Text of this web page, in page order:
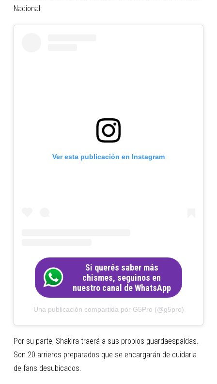
Nacional.
Ver esta publicación en Instagram
Si querés saber más
chismes, seguinos en
nuestro canal de WhatsApp
Una publicación compartida por G5Pro (@g5pro)
Por su parte, Shakira traerá a sus propios guardaespaldas.
Son 20 arrieros preparados que se encargarán de cuidarla
de fans desubicados.